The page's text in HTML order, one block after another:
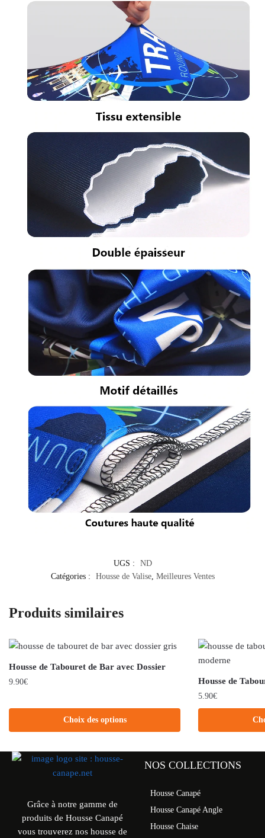
UGS :
ND
Catégories :
Housse de Valise, Meilleures Ventes
Produits similaires
Housse de Tabouret de Bar avec Dossier
9.90€
Choix des options
Housse de
5.90€
Grâce à notre gamme de
produits de Housse Canapé
vous trouverez nos housse de
NOS COLLECTIONS
Housse Canapé
Housse Canapé Angle
Housse Chaise